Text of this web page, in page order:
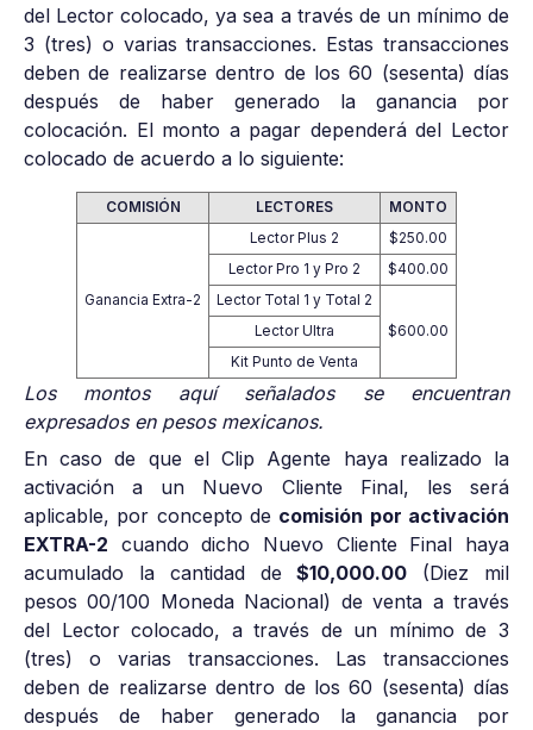
del Lector colocado, ya sea a través de un mínimo de
3 (tres) o varias transacciones. Estas transacciones
deben de realizarse dentro de los 60 (sesenta) días
después de haber generado la ganancia por
colocación. El monto a pagar dependerá del Lector
colocado de acuerdo a lo siguiente:
COMISIÓN LECTORES MONTO
Ganancia Extra-2
Lector Plus 2
$250.00
Lector Pro 1 y Pro 2
$400.00
Lector Total 1 y Total 2
$600.00
Lector Ultra
Kit Punto de Venta
Los montos aquí señalados se encuentran
expresados en pesos mexicanos.
En caso de que el Clip Agente haya realizado la
activación a un Nuevo Cliente Final, les será
aplicable, por concepto de comisión por activación
EXTRA-2 cuando dicho Nuevo Cliente Final haya
acumulado la cantidad de$10,000.00 (Diez mil
pesos 00/100 Moneda Nacional) de venta a través
del Lector colocado, a través de un mínimo de 3
(tres) o varias transacciones. Las transacciones
deben de realizarse dentro de los 60 (sesenta) días
después de haber generado la ganancia por